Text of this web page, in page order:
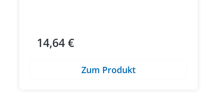
Regulärer Preis:
14,64 €
Zum Produkt